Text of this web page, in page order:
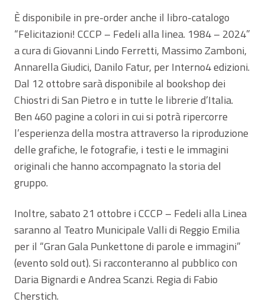
È disponibile in pre-order anche il libro-catalogo
“Felicitazioni! CCCP – Fedeli alla linea. 1984 – 2024”
a cura di Giovanni Lindo Ferretti, Massimo Zamboni,
Annarella Giudici, Danilo Fatur, per Interno4 edizioni.
Dal 12 ottobre sarà disponibile al bookshop dei
Chiostri di San Pietro e in tutte le librerie d’Italia.
Ben 460 pagine a colori in cui si potrà ripercorre
l’esperienza della mostra attraverso la riproduzione
delle grafiche, le fotografie, i testi e le immagini
originali che hanno accompagnato la storia del
gruppo.
Inoltre, sabato 21 ottobre i CCCP – Fedeli alla Linea
saranno al Teatro Municipale Valli di Reggio Emilia
per il “Gran Gala Punkettone di parole e immagini”
(evento sold out). Si racconteranno al pubblico con
Daria Bignardi e Andrea Scanzi. Regia di Fabio
Cherstich.